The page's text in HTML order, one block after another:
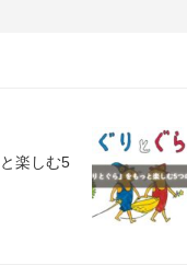
楽しむ5